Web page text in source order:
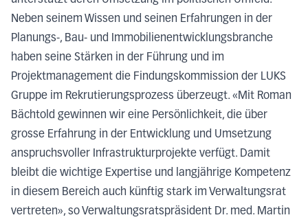
Neben seinem Wissen und seinen Erfahrungen in der
Planungs-, Bau- und Immobilienentwicklungsbranche
haben seine Stärken in der Führung und im
Projektmanagement die Findungskommission der LUKS
Gruppe im Rekrutierungsprozess überzeugt. «Mit Roman
Bächtold gewinnen wir eine Persönlichkeit, die über
grosse Erfahrung in der Entwicklung und Umsetzung
anspruchsvoller Infrastrukturprojekte verfügt. Damit
bleibt die wichtige Expertise und langjährige Kompetenz
in diesem Bereich auch künftig stark im Verwaltungsrat
vertreten», so Verwaltungsratspräsident Dr. med. Martin